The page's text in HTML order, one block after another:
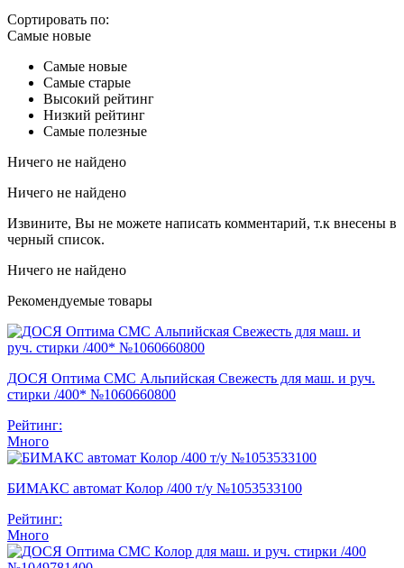
Сортировать по:
Самые новые
Самые новые
Самые старые
Высокий рейтинг
Низкий рейтинг
Самые полезные
Ничего не найдено
Ничего не найдено
Извините, Вы не можете написать комментарий, т.к внесены в
черный список.
Ничего не найдено
Рекомендуемые товары
ДОСЯ Оптима СМС Альпийская Свежесть для маш. и руч.
стирки /400* №1060660800
Рейтинг:
Много
БИМАКС автомат Колор /400 т/у №1053533100
Рейтинг:
Много